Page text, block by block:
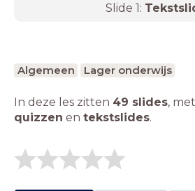
Slide 1:
Algemeen Lager onderwijs
In deze les zitten 49 slides, met
quizzen en tekstslides.